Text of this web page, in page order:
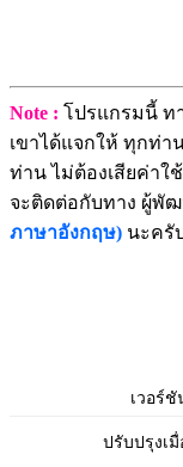
Note : โปรแกรมนี้ ท
เขาได้แจกให้ ทุกท่า
ท่าน ไม่ต้องเสียค่าใ
จะติดต่อกับทาง ผู้พั
ภาษาอังกฤษ) นะครั
เวอร์ชั
ปรับปรุงเมื่